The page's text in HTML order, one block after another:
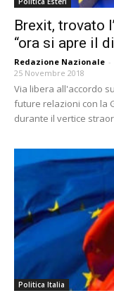
Brexit, trovato
“ora si apre il
Redazione Nazionale -
25 Novembre 2018
Via libera all'accordo
future relazioni con la
durante il vertice
Politica Italia